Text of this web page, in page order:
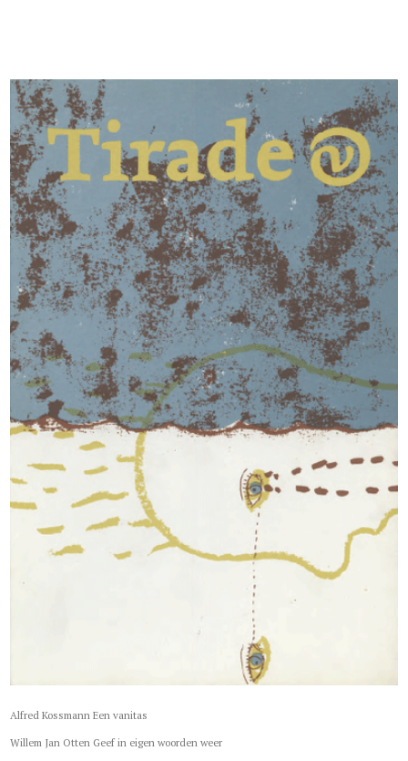
Alfred Kossmann Een vanitas
Willem Jan Otten Geef in eigen woorden weer